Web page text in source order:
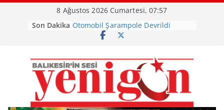
Skip
8 Ağustos 2026 Cumartesi, 07:57
Son Dakika Otomobil Şarampole Devrildi
Büyükşehir’den Kepsut’a Yatırım
Burhaniye’de Ot Yangını
Havran Siyah İncirinde Hasat
Başladı